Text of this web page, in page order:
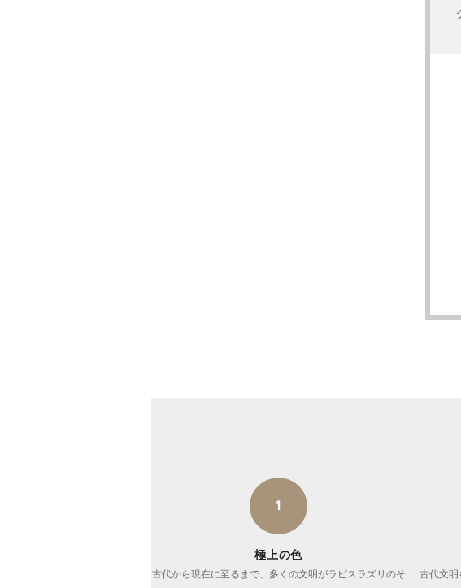
1
極上の色
古代から現在に至るまで、多くの文明がラピスラズリのそ
古代文明